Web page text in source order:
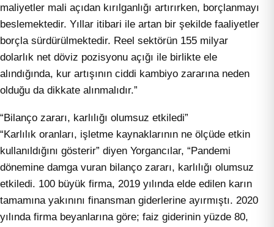
maliyetler mali açıdan kırılganlığı artırırken, borçlanmayı
beslemektedir. Yıllar itibari ile artan bir şekilde faaliyetler
borçla sürdürülmektedir. Reel sektörün 155 milyar
dolarlık net döviz pozisyonu açığı ile birlikte ele
alındığında, kur artışının ciddi kambiyo zararına neden
olduğu da dikkate alınmalıdır.”
“Bilanço zararı, karlılığı olumsuz etkiledi”
“Karlılık oranları, işletme kaynaklarının ne ölçüde etkin
kullanıldığını gösterir” diyen Yorgancılar, “Pandemi
dönemine damga vuran bilanço zararı, karlılığı olumsuz
etkiledi. 100 büyük firma, 2019 yılında elde edilen karın
tamamına yakınını finansman giderlerine ayırmıştı. 2020
yılında firma beyanlarına göre; faiz giderinin yüzde 80,